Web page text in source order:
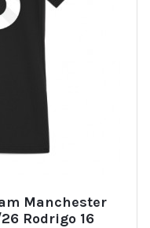
Manchester
Rodrigo 16